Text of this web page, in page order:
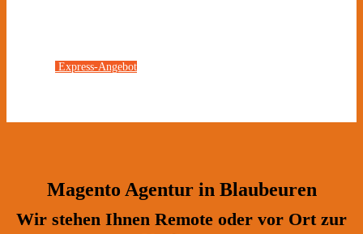
Express-Angebot
Magento Agentur in Blaubeuren
Wir stehen Ihnen Remote oder vor Ort zur